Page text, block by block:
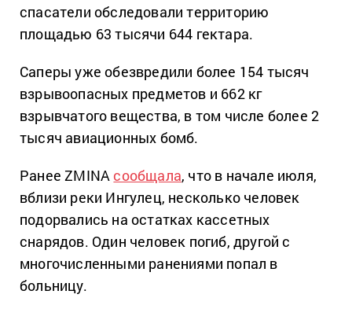
спасатели обследовали территорию
площадью 63 тысячи 644 гектара.
Саперы уже обезвредили более 154 тысяч
взрывоопасных предметов и 662 кг
взрывчатого вещества, в том числе более 2
тысяч авиационных бомб.
Ранее ZMINA сообщала, что в начале июля,
вблизи реки Ингулец, несколько человек
подорвались на остатках кассетных
снарядов. Один человек погиб, другой с
многочисленными ранениями попал в
больницу.